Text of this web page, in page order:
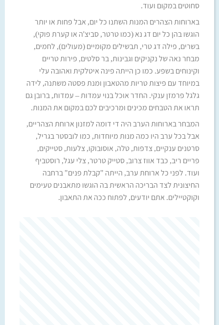
סחוטים במקום ועוד.
בארוחות הצהרים המנות השתנו כל יום, אבל פחות או יותר
הוגשו בהן כל יום דג נא (כמו טרטר, סביצ'ה או קערת פוקי),
בשרים, פילה דג טרי, תבשילים מקומיים (מעולים), לחמים,
מבחר נאה של נקניקים וגבינות, בר סלטים, פירות טריים
וקינוחים בשפע. כמו כן הייתה פינה איטלקית ואהובה עלי
במיוחד עם פיצות טריות מהטאבון ומנת פסטה משתנה, לידה
גלגל פרמזן ענקי. החדר אוכל בנוי עמדות – עמדות, ברובן גם
תראו את הטבחים מכינים ומרכיבים לכם במקום את המנות.
המבחר בארוחות הערב היה די דומה למזנון ארוחת הצהריים,
אבל בכל ערב היו כמה מנות מיוחדות, כמו לובסטר בגריל,
סרטנים ענקיים, צדפות, טלה, אוסובוקו, צלעות, סטייקים,
פריים ריב, כבד אווז צרוב, סטייק טרטר, צלי עגל, רוסטביף
ועוד. לפני כל ארוחת ערב, הייתה "קבלת פנים" ברחבה
החיצונית לצד הבריכה הראשית בה הוגשו מתאבנים טעימים
וקוקטיילים. אתם יודעים, לפתוח ככה את התאבון.